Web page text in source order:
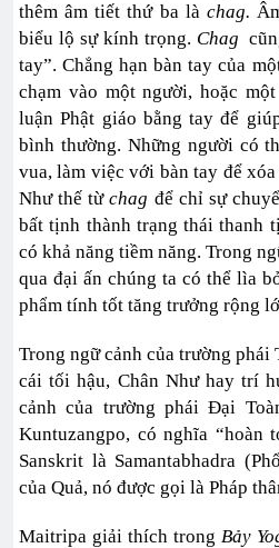
thêm âm tiết thứ ba là chag.
biểu lộ sự kính trọng. Chag
tay”. Chẳng hạn bàn tay của
chạm vào một người, hoặc
luận Phật giáo bằng tay để
bình thường. Những người có
vua, làm việc với bàn tay để
Như thế từchag để chỉ sự
bất tịnh thành trạng thái thanh
có khả năng tiềm năng. Trong
qua đại ấn chúng ta có thể lìa
phẩm tính tốt tăng trưởng rộng
Trong ngữ cảnh của trường
cái tối hậu, Chân Như hay trí
cảnh của trường phái Đại
Kuntuzangpo, có nghĩa “hoàn
Sanskrit là Samantabhadra
của Quả, nó được gọi là Pháp
Maitripa giải thích trong Bảy